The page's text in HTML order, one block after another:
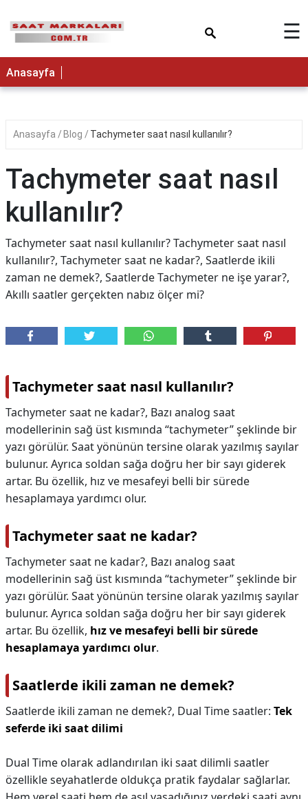
☰
Anasayfa
Anasayfa Blog Tachymeter saat nasıl kullanılır?
Tachymeter saat nasıl
kullanılır?
Tachymeter saat nasıl kullanılır? Tachymeter saat nasıl
kullanılır?, Tachymeter saat ne kadar?, Saatlerde ikili
zaman ne demek?, Saatlerde Tachymeter ne işe yarar?,
Akıllı saatler gerçekten nabız ölçer mi?
Tachymeter saat nasıl kullanılır?
Tachymeter saat ne kadar?, Bazı analog saat
modellerinin sağ üst kısmında “tachymeter” şeklinde bir
yazı görülür. Saat yönünün tersine olarak yazılmış sayılar
bulunur. Ayrıca soldan sağa doğru her bir sayı giderek
artar. Bu özellik, hız ve mesafeyi belli bir sürede
hesaplamaya yardımcı olur.
Tachymeter saat ne kadar?
Tachymeter saat ne kadar?, Bazı analog saat
modellerinin sağ üst kısmında “tachymeter” şeklinde bir
yazı görülür. Saat yönünün tersine olarak yazılmış sayılar
bulunur. Ayrıca soldan sağa doğru her bir sayı giderek
artar. Bu özellik, hız ve mesafeyi belli bir sürede
hesaplamaya yardımcı olur.
Saatlerde ikili zaman ne demek?
Saatlerde ikili zaman ne demek?, Dual Time saatler: Tek
seferde iki saat dilimi
Dual Time olarak adlandırılan iki saat dilimli saatler
özellikle seyahatlerde oldukça pratik faydalar sağlarlar.